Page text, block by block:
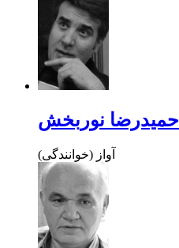
حمیدرضا نوربخش
آواز (خوانندگی)